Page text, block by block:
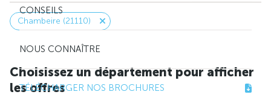
CONSEILS
NOUS CONNAÎTRE
TÉLÉCHARGER NOS BROCHURES
Chambeire (21110)
Choisissez un département pour afficher
les offres